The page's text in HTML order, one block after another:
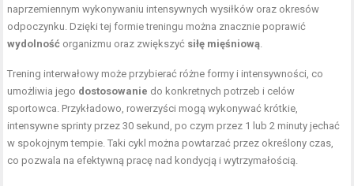
naprzemiennym wykonywaniu intensywnych wysiłków oraz okresów
odpoczynku. Dzięki tej formie treningu można znacznie poprawić
wydolność organizmu oraz zwiększyć siłę mięśniową.
Trening interwałowy może przybierać różne formy i intensywności, co
umożliwia jego dostosowanie do konkretnych potrzeb i celów
sportowca. Przykładowo, rowerzyści mogą wykonywać krótkie,
intensywne sprinty przez 30 sekund, po czym przez 1 lub 2 minuty jechać
w spokojnym tempie. Taki cykl można powtarzać przez określony czas,
co pozwala na efektywną pracę nad kondycją i wytrzymałością.